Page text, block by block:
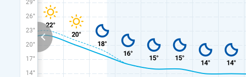
29°
26°
23°
20°
17°
14°